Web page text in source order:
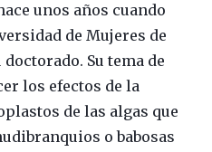
unos años cuando
de Mujeres de
Su tema de
los efectos de la
de las algas que
o babosas